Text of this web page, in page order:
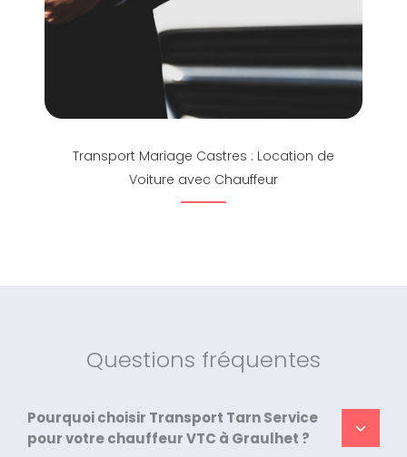
Transport Mariage Castres : Location de
Voiture avec Chauffeur
Questions fréquentes
Pourquoi choisir Transport Tarn Service
pour votre chauffeur VTC à Graulhet ?